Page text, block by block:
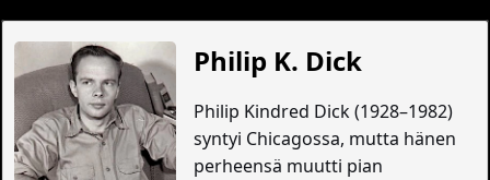
Philip K. Dick
Philip Kindred Dick (1928–1982)
syntyi Chicagossa, mutta hänen
perheensä muutti pian